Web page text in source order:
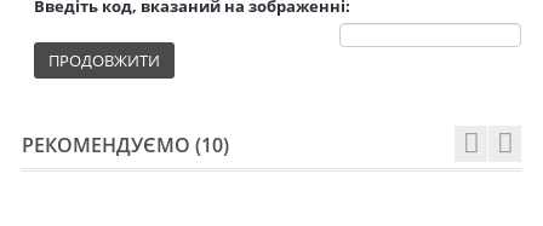
Введіть код, вказаний на зображенні:
ПРОДОВЖИТИ
РЕКОМЕНДУЄМО (10)